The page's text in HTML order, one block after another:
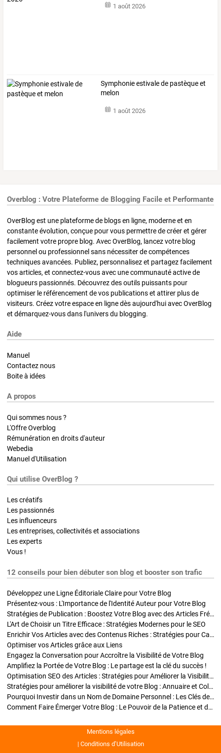
1 août 2026
Symphonie estivale de pastèque et
melon
1 août 2026
Overblog : Votre Plateforme de Blogging Facile et Performante
OverBlog est une plateforme de blogs en ligne, moderne et en
constante évolution, conçue pour vous permettre de créer et gérer
facilement votre propre blog. Avec OverBlog, lancez votre blog
personnel ou professionnel sans nécessiter de compétences
techniques avancées. Publiez, personnalisez et partagez facilement
vos articles, et connectez-vous avec une communauté active de
blogueurs passionnés. Découvrez des outils puissants pour
optimiser le référencement de vos publications et attirer plus de
visiteurs. Créez votre espace en ligne dès aujourd'hui avec OverBlog
et démarquez-vous dans l'univers du blogging.
Aide
Manuel
Contactez nous
Boite à idées
A propos
Qui sommes nous ?
L'Offre Overblog
Rémunération en droits d'auteur
Webedia
Manuel d'Utilisation
Qui utilise OverBlog ?
Les créatifs
Les passionnés
Les influenceurs
Les entreprises, collectivités et associations
Les experts
Vous !
12 conseils pour bien débuter son blog et booster son trafic
Développez une Ligne Éditoriale Claire pour Votre Blog
Présentez-vous : L'Importance de l'Identité Auteur pour Votre Blog
Stratégies de Publication : Boostez Votre Blog avec des Articles Fréquents et Exclusifs
L'Art de Choisir un Titre Efficace : Stratégies Modernes pour le SEO
Enrichir Vos Articles avec des Contenus Riches : Stratégies pour Captiver et Optimiser
Optimiser vos Articles grâce aux Liens
Engagez la Conversation pour Accroître la Visibilité de Votre Blog
Amplifiez la Portée de Votre Blog : Le partage est la clé du succès !
Optimisation SEO des Articles : Stratégies pour Améliorer la Visibilité de Votre Blog
Stratégies pour améliorer la visibilité de votre Blog : Annuaire et Collaborations
Pourquoi Investir dans un Nom de Domaine Personnel : Les Clés de la Réussite de Votre Blog
Comment Faire Émerger Votre Blog : Le Pouvoir de la Patience et de la Persévérance
Mentions légales
Conditions d’Utilisation